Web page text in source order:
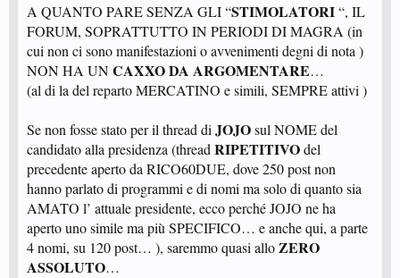
A QUANTO PARE SENZA GLI “STIMOLATORI“, IL
FORUM, SOPRATTUTTO IN PERIODI DI MAGRA (in
cui non ci sono manifestazioni o avvenimenti degni di nota )
NON HA UNCAXXO DA ARGOMENTARE…
(al di la del reparto MERCATINO e simili, SEMPRE attivi )
Se non fosse stato per il thread di JOJOsul NOME del
candidato alla presidenza (thread RIPETITIVOdel
precedente aperto da RICO60DUE, dove 250 post non
hanno parlato di programmi e di nomi ma solo di quanto sia
AMATO l’ attuale presidente, ecco perché JOJO ne ha
aperto uno simile ma più SPECIFICO… e anche qui, a parte
4 nomi, su 120 post… ), saremmo quasi alloZERO
ASSOLUTO…